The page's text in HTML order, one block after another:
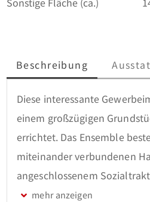
Beschreibung
Diese interessante
einem großzügigen
errichtet. Das Ensemble
miteinander verbundenen
angeschlossenem
mit integrierter